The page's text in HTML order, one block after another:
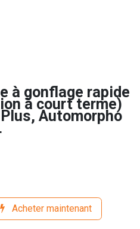
à gonflage rapide
à court terme)
Automorpho
Acheter maintenant